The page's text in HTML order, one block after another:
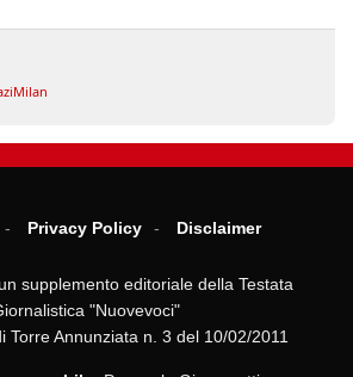
Privacy Policy Disclaimer
supplemento editoriale della Testata
"Nuovevoci"
Torre Annunziata n. 3 del 10/02/2011